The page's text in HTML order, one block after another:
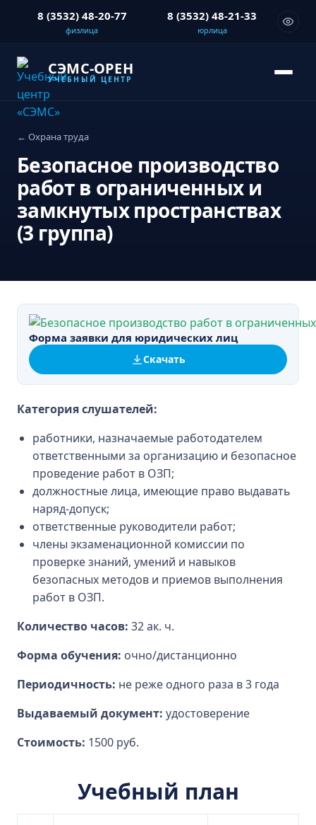
8 (3532) 48-20-77
физлица
8 (3532) 48-21-33
юрлица
СЭМС-ОРЕН
УЧЕБНЫЙ ЦЕНТР
Охрана труда
Безопасное производство
работ в ограниченных и
замкнутых пространствах
(3 группа)
Форма заявки для юридических лиц
Скачать
Категория слушателей:
работники, назначаемые работодателем
ответственными за организацию и безопасное
проведение работ в ОЗП;
должностные лица, имеющие право выдавать
наряд-допуск;
ответственные руководители работ;
члены экзаменационной комиссии по
проверке знаний, умений и навыков
безопасных методов и приемов выполнения
работ в ОЗП.
Количество часов: 32 ак. ч.
Форма обучения: очно/дистанционно
Периодичность: не реже одного раза в 3 года
Выдаваемый документ: удостоверение
Стоимость: 1500 руб.
Учебный план